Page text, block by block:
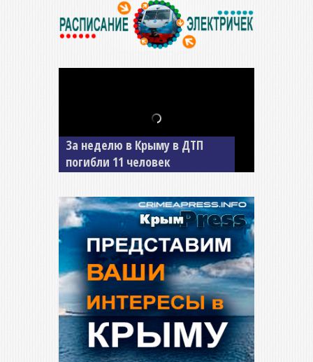
В Джанкое водитель ВАЗа
сбил двух детей на «зебре»